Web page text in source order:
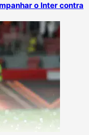
o Inter contra